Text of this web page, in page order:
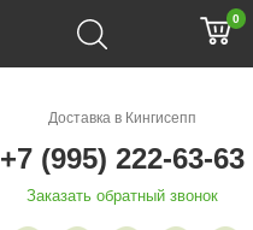
0
Доставка в Кингисепп
+7 (995) 222-63-63
Заказать обратный звонок